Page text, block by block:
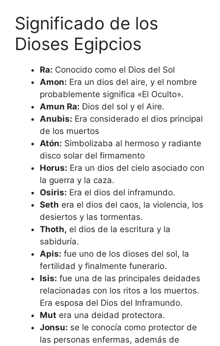
Significado de los
Dioses Egipcios
Ra: Conocido como el Dios del Sol
Amon: Era un dios del aire, y el nombre
probablemente significa «El Oculto».
Amun Ra: Dios del sol y el Aire.
Anubis: Era considerado el dios principal
de los muertos
Atón: Simbolizaba al hermoso y radiante
disco solar del firmamento
Horus: Era un dios del cielo asociado con
la guerra y la caza.
Osiris: Era el dios del inframundo.
Seth era el dios del caos, la violencia, los
desiertos y las tormentas.
Thoth, el dios de la escritura y la
sabiduría.
Apis: fue uno de los dioses del sol, la
fertilidad y finalmente funerario.
Isis: fue una de las principales deidades
relacionadas con los ritos a los muertos.
Era esposa del Dios del Inframundo.
Mut era una deidad protectora.
Jonsu: se le conocía como protector de
las personas enfermas, además de